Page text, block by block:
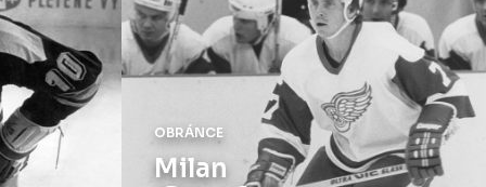
termínu, Bruslaři se s Ústím nad
Labem utkají doma
v Kotlině ve
středu 26. listopadu od 18:00
OBRÁNCE
Jaroslav